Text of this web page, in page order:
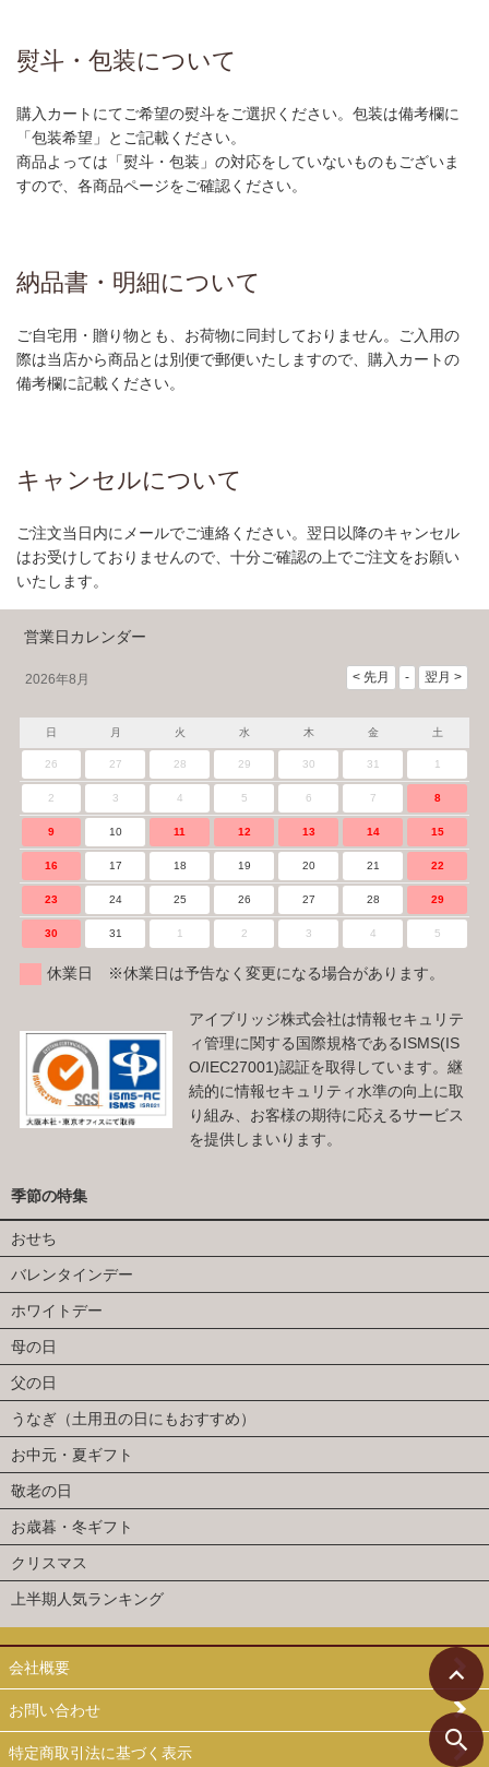
熨斗・包装について
購入カートにてご希望の熨斗をご選択ください。包装は備考欄に
「包装希望」とご記載ください。
商品よっては「熨斗・包装」の対応をしていないものもございま
すので、各商品ページをご確認ください。
納品書・明細について
ご自宅用・贈り物とも、お荷物に同封しておりません。ご入用の
際は当店から商品とは別便で郵便いたしますので、購入カートの
備考欄に記載ください。
キャンセルについて
ご注文当日内にメールでご連絡ください。翌日以降のキャンセル
はお受けしておりませんので、十分ご確認の上でご注文をお願い
いたします。
営業日カレンダー
2026年8月
日 月 火 水 木 金 土
26 27 28 29 30 31 1
2 3 4 5 6 7 8
9 10 11 12 13 14 15
16 17 18 19 20 21 22
23 24 25 26 27 28 29
30 31 1 2 3 4 5
休業日 ※休業日は予告なく変更になる場合があります。
アイブリッジ株式会社は情報セキュリテ
ィ管理に関する国際規格であるISMS(IS
O/IEC27001)認証を取得しています。継
続的に情報セキュリティ水準の向上に取
り組み、お客様の期待に応えるサービス
を提供しまいります。
季節の特集
おせち
バレンタインデー
ホワイトデー
母の日
父の日
うなぎ（土用丑の日にもおすすめ）
お中元・夏ギフト
敬老の日
お歳暮・冬ギフト
クリスマス
上半期人気ランキング
会社概要
お問い合わせ
特定商取引法に基づく表示